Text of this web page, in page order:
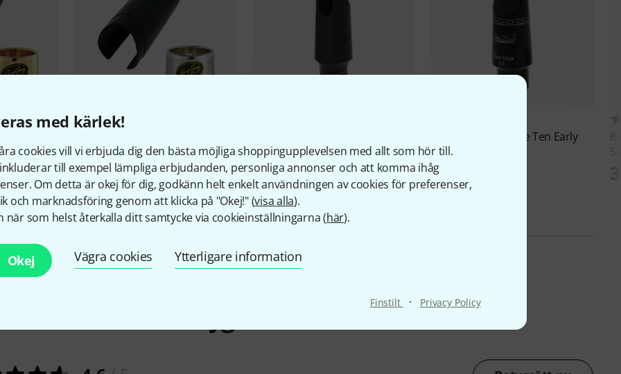
med kärlek!
cookies vill vi erbjuda dig den bästa möjliga shoppingupplevelsen med allt som hör till.
till exempel lämpliga erbjudanden, personliga annonser och att komma ihåg
Om detta är okej för dig, godkänn helt enkelt användningen av cookies för preferenser,
och marknadsföring genom att klicka på "Okej!" (visa alla).
när som helst återkalla ditt samtycke via cookieinställningarna (här).
Okej Vägra cookies Ytterligare information
Finstilt · Privacy Policy
HRT1 Jody JazzPower ring Set HRT1S
1 259 kr
Saxophone 6*
3 555 kr
Tone Edge Ten Early
Babbitt 7*
3 666 kr